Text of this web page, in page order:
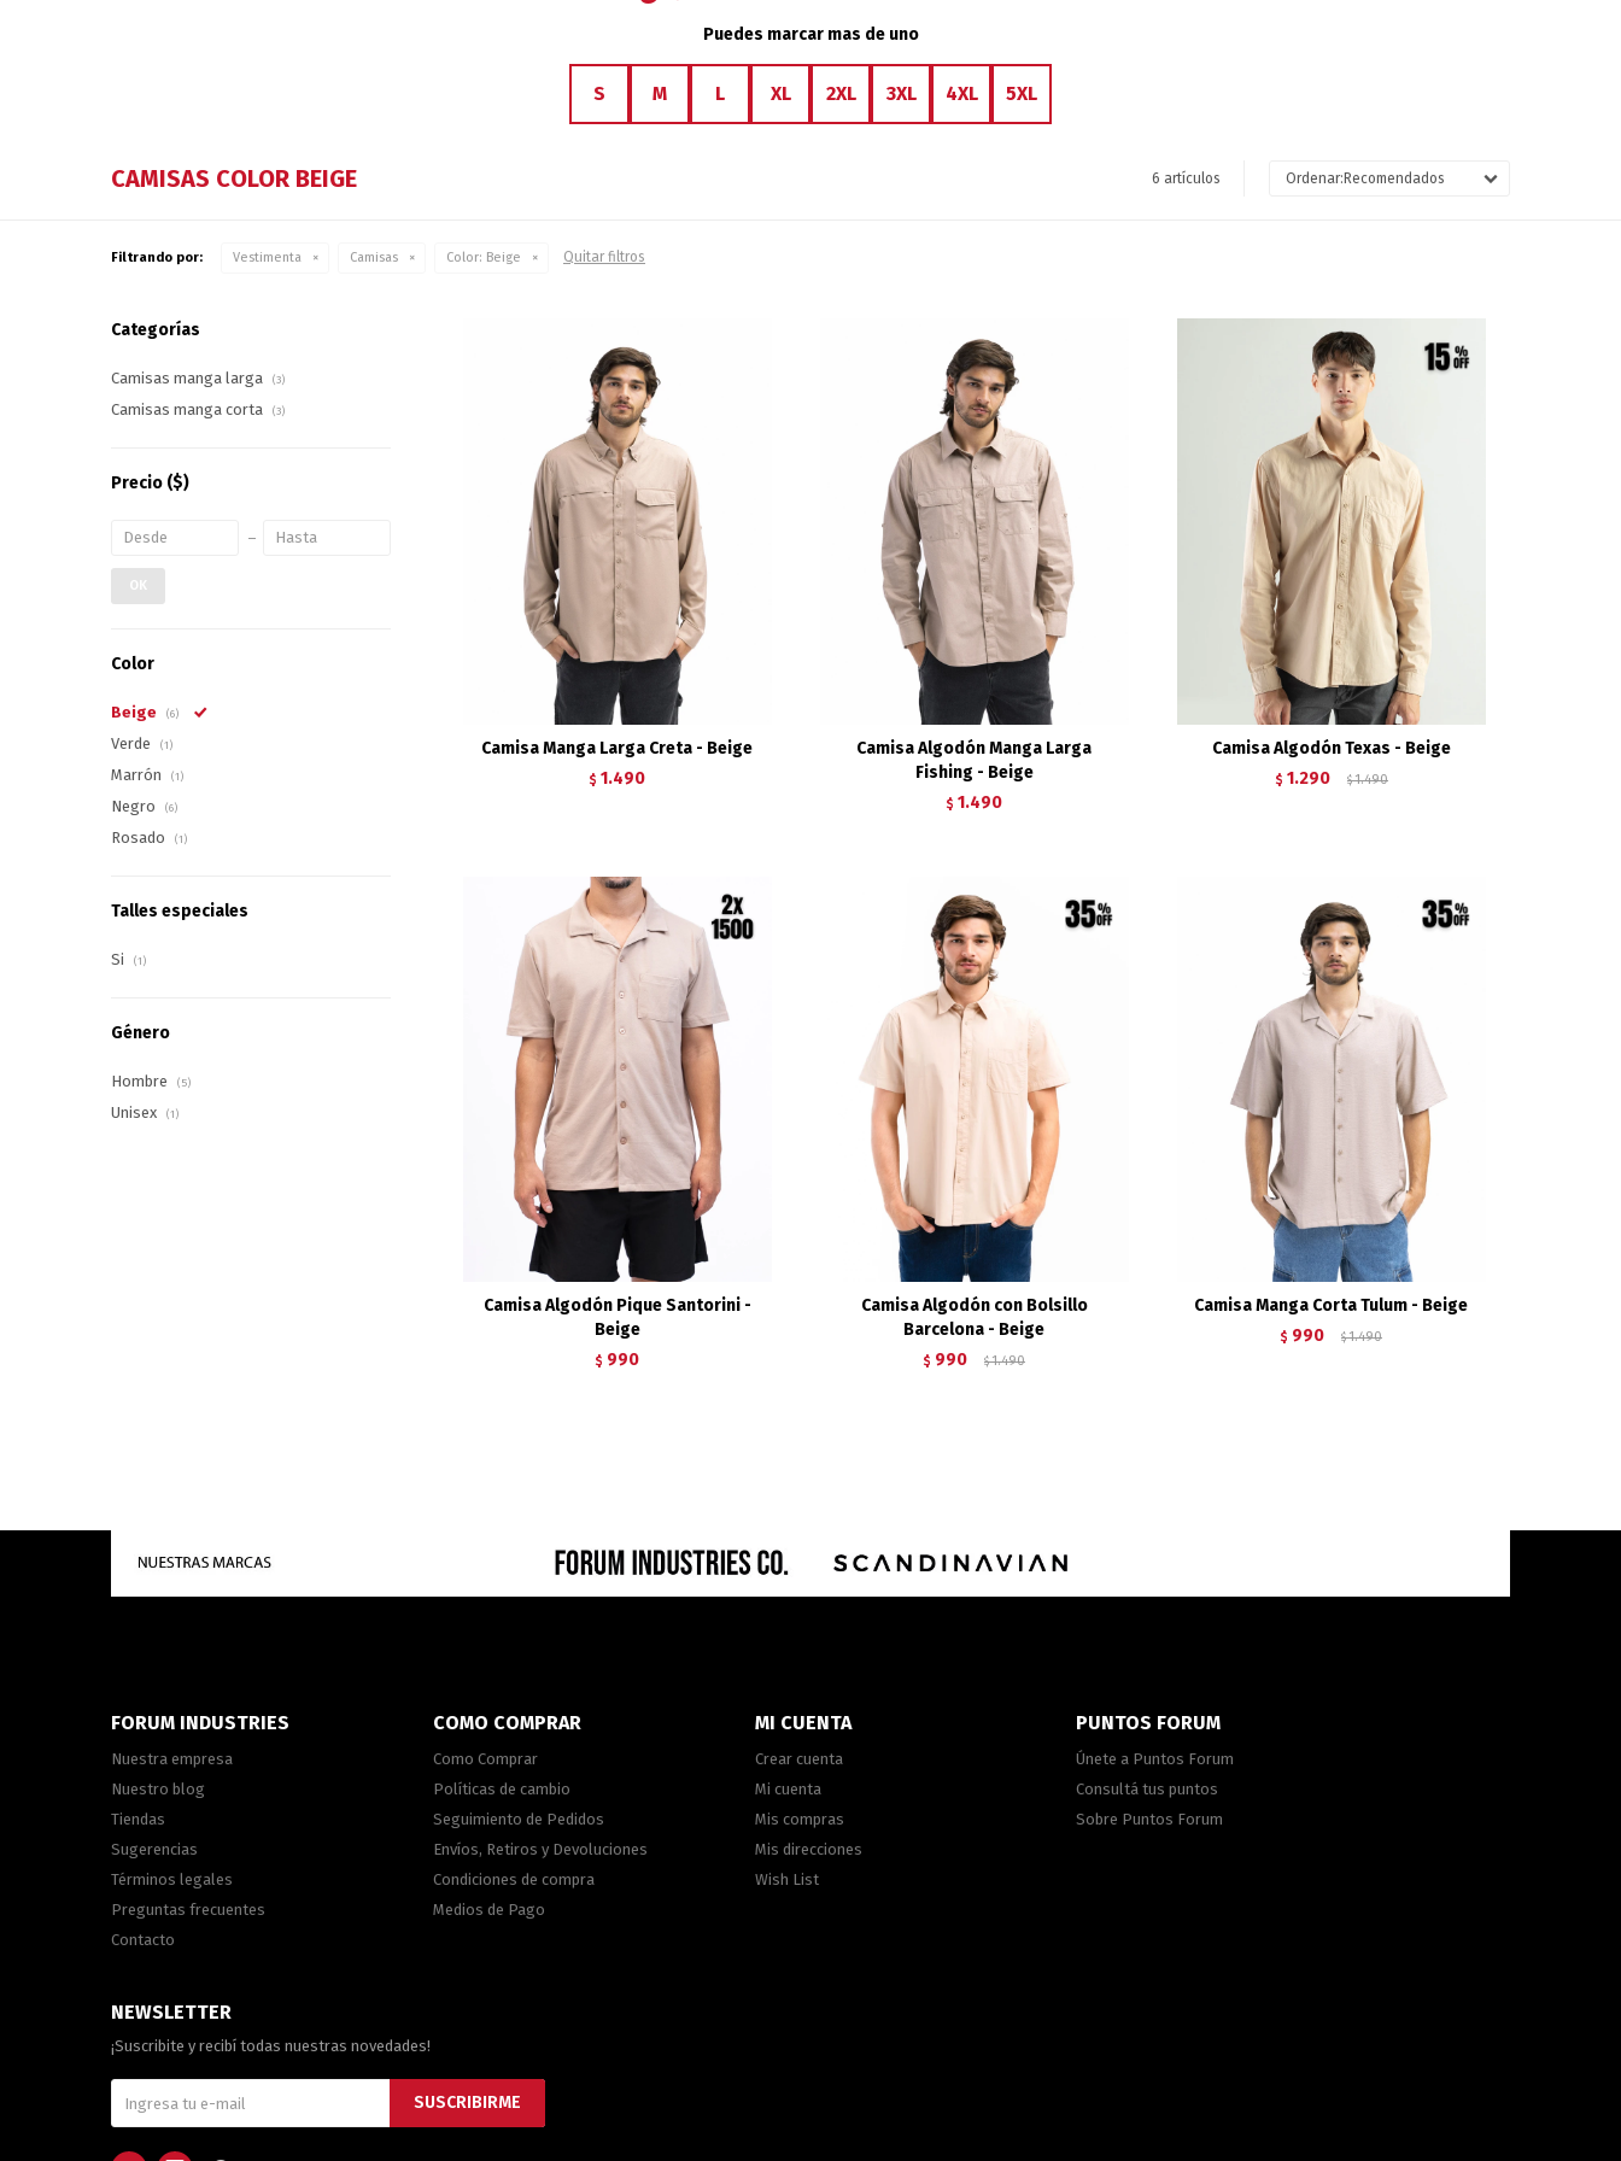
Puedes marcar mas de uno
S M L XL 2XL 3XL 4XL 5XL
CAMISAS COLOR BEIGE 6 artículos Recomendados
Filtrando por: Vestimenta Camisas Color: Beige Quitar filtros
Camisa Manga Larga Creta - Beige
$ 1.490
Camisa Algodón Manga Larga
Fishing - Beige
$ 1.490
Camisa Algodón Texas - Beige
$ 1.290 $ 1.490
Camisa Algodón Pique Santorini -
Beige
$ 990
Camisa Algodón con Bolsillo
Barcelona - Beige
$ 990 $ 1.490
Camisa Manga Corta Tulum - Beige
$ 990 $ 1.490
Categorías
Camisas manga larga (3)
Camisas manga corta (3)
Precio ($)
OK
Color
Beige (6)
Verde (1)
Marrón (1)
Negro (6)
Rosado (1)
Talles especiales
Si (1)
Género
Hombre (5)
Unisex (1)
FORUM INDUSTRIES
Nuestra empresa
Nuestro blog
Tiendas
Sugerencias
Términos legales
Preguntas frecuentes
Contacto
COMO COMPRAR
Como Comprar
Políticas de cambio
Seguimiento de Pedidos
Envíos, Retiros y Devoluciones
Condiciones de compra
Medios de Pago
MI CUENTA
Crear cuenta
Mi cuenta
Mis compras
Mis direcciones
Wish List
PUNTOS FORUM
Únete a Puntos Forum
Consultá tus puntos
Sobre Puntos Forum
NEWSLETTER
¡Suscribite y recibí todas nuestras novedades!
SUSCRIBIRME